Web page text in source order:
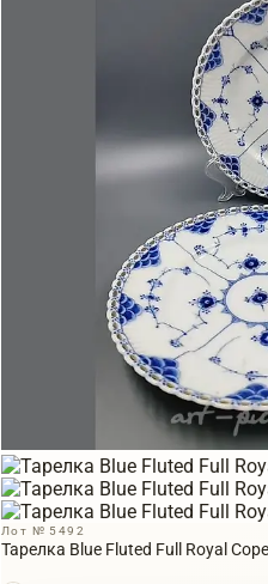
Лот № 5492
Тарелка Blue Fluted Full Royal